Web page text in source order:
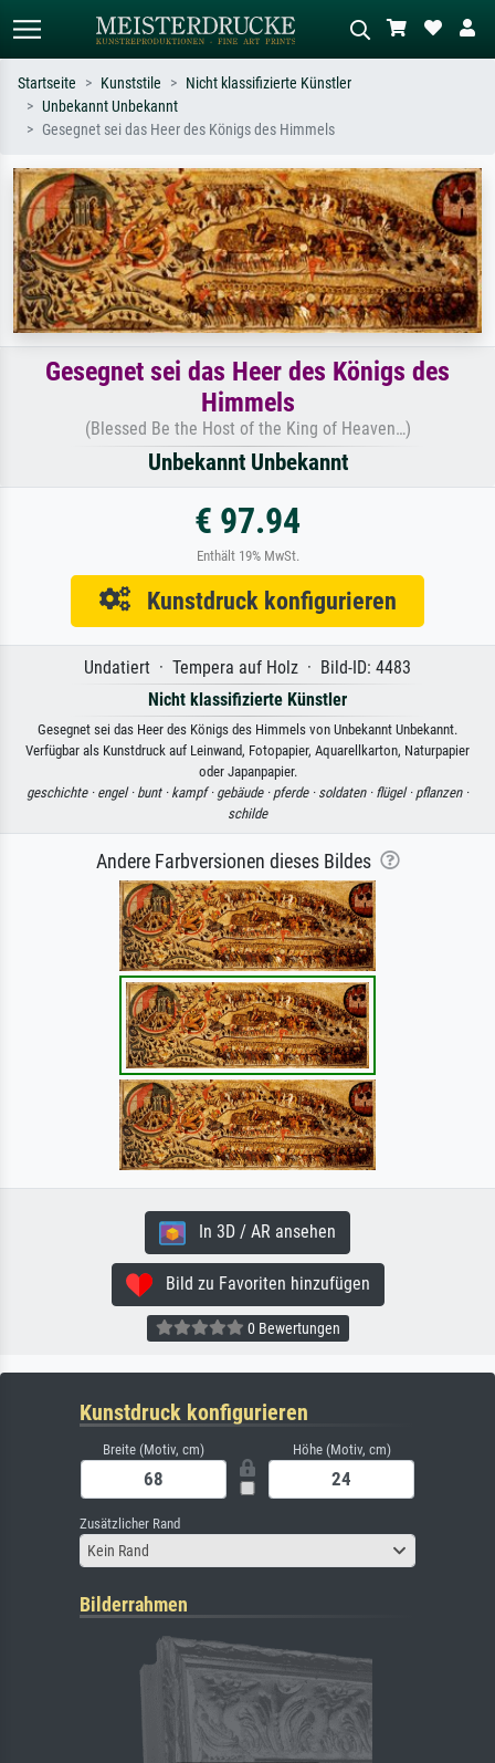
Standardsuche
oder Stilen – z.B. Monet,
Sternennacht, Impressionismus, Welle
Hokusai, Akt.
Wiese, Abstrakt mit viel Rot, Dunkles
Ölgemälde, Stehender Akt neben einem
Baum.
Startseite Kunststile
Nicht klassifizierte Künstler
Unbekannt Unbekannt
Gesegnet sei das Heer des Königs des Himmels
Gesegnet sei das Heer des Königs des
Himmels
(Blessed Be the Host of the King of Heaven…)
Unbekannt Unbekannt
€ 97.94
Enthält 19% MwSt.
Kunstdruck konfigurieren
Undatiert · Tempera auf Holz · Bild-ID: 4483
Nicht klassifizierte Künstler
Gesegnet sei das Heer des Königs des Himmels von Unbekannt Unbekannt.
Verfügbar als Kunstdruck auf Leinwand, Fotopapier, Aquarellkarton, Naturpapier
oder Japanpapier.
geschichte · engel · bunt · kampf · gebäude · pferde · soldaten · flügel · pflanzen ·
schilde
Andere Farbversionen dieses Bildes
In 3D / AR ansehen
Bild zu Favoriten hinzufügen
0 Bewertungen
Kunstdruck konfigurieren
Breite (Motiv, cm) Höhe (Motiv, cm)
Zusätzlicher Rand
Kein Rand
Bilderrahmen